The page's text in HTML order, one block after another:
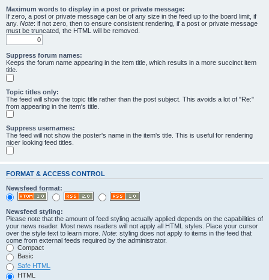
Maximum words to display in a post or private message:
If zero, a post or private message can be of any size in the feed up to the board limit, if
any. Note: if not zero, then to ensure consistent rendering, if a post or private message
must be truncated, the HTML will be removed.
Suppress forum names:
Keeps the forum name appearing in the item title, which results in a more succinct item
title.
Topic titles only:
The feed will show the topic title rather than the post subject. This avoids a lot of "Re:"
from appearing in the item's title.
Suppress usernames:
The feed will not show the poster's name in the item's title. This is useful for rendering
nicer looking feed titles.
FORMAT & ACCESS CONTROL
Newsfeed format:
Newsfeed styling:
Please note that the amount of feed styling actually applied depends on the capabilities of
your news reader. Most news readers will not apply all HTML styles. Place your cursor
over the style text to learn more. Note: styling does not apply to items in the feed that
come from external feeds required by the administrator.
Compact
Basic
Safe HTML
HTML